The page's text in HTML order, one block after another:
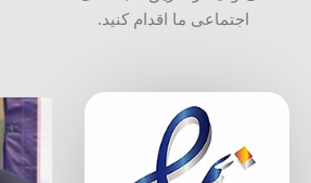
اجتماعی ما اقدام کنید.